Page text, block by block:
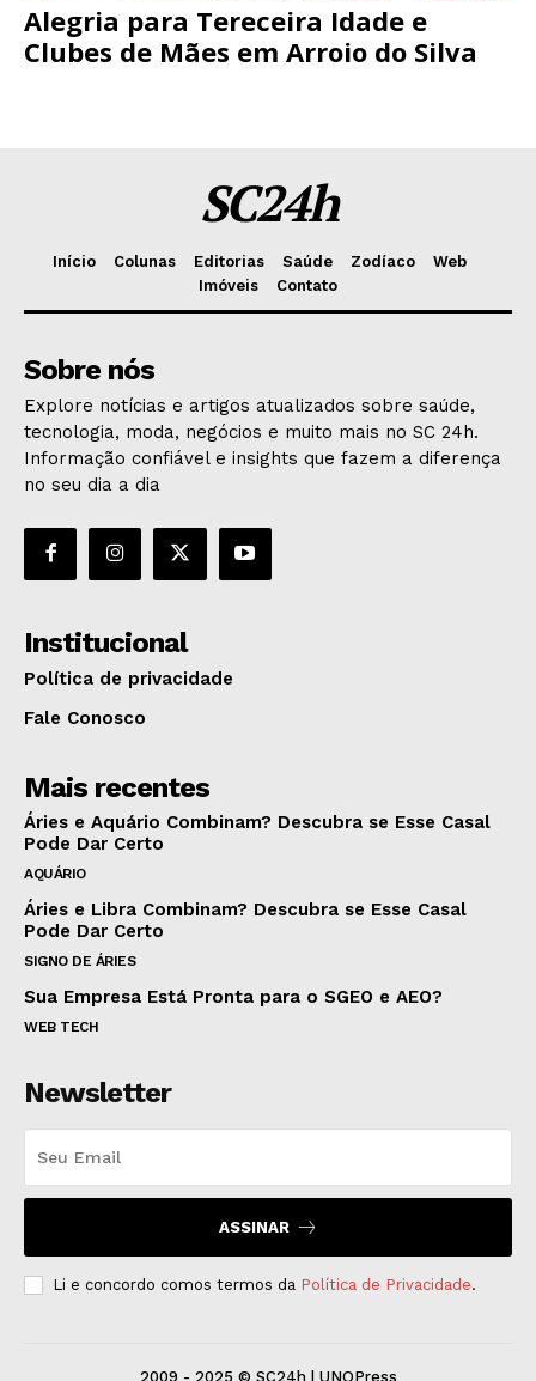
Alegria para Tereceira Idade e
Clubes de Mães em Arroio do Silva
SC24h
Início Colunas Editorias Saúde Zodíaco
Web
Imóveis
Contato
Sobre nós
Explore notícias e artigos atualizados sobre saúde,
tecnologia, moda, negócios e muito mais no SC 24h.
Informação confiável e insights que fazem a diferença
no seu dia a dia
Institucional
Política de privacidade
Fale Conosco
Mais recentes
Áries e Aquário Combinam? Descubra se Esse Casal
Pode Dar Certo
AQUÁRIO
Áries e Libra Combinam? Descubra se Esse Casal
Pode Dar Certo
SIGNO DE ÁRIES
Sua Empresa Está Pronta para o SGEO e AEO?
WEB TECH
Newsletter
ASSINAR
Li e concordo comos termos da Política de Privacidade.
2009 - 2025 © SC24h | UNOPress